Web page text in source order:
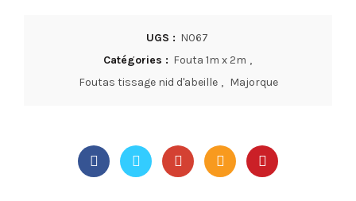
UGS : N067
Catégories : Fouta 1m x 2m ,
Foutas tissage nid d'abeille , Majorque